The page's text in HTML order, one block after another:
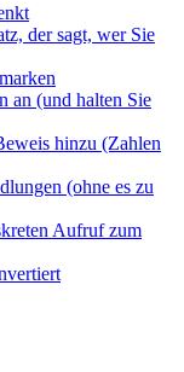
der sagt, wer Sie
an (und halten Sie
hinzu (Zahlen
(ohne es zu
Aufruf zum